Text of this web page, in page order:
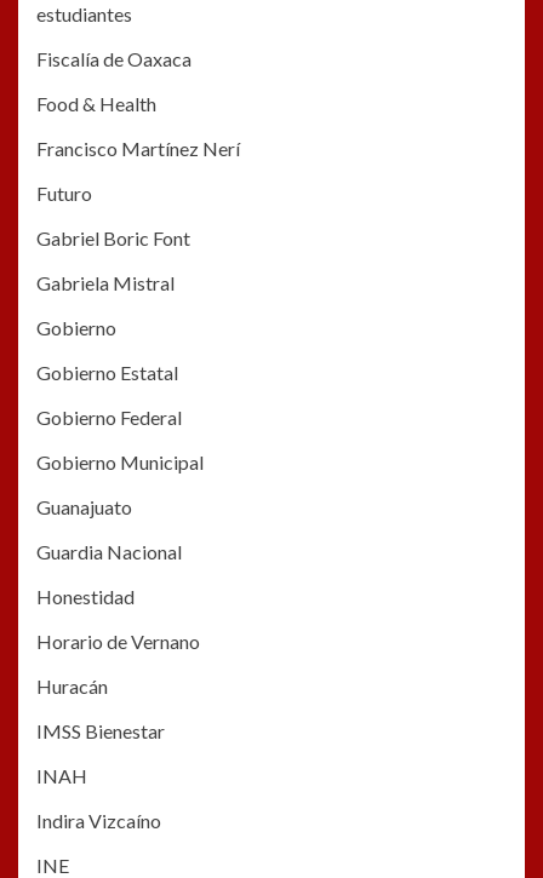
estudiantes
Fiscalía de Oaxaca
Food & Health
Francisco Martínez Nerí
Futuro
Gabriel Boric Font
Gabriela Mistral
Gobierno
Gobierno Estatal
Gobierno Federal
Gobierno Municipal
Guanajuato
Guardia Nacional
Honestidad
Horario de Vernano
Huracán
IMSS Bienestar
INAH
Indira Vizcaíno
INE